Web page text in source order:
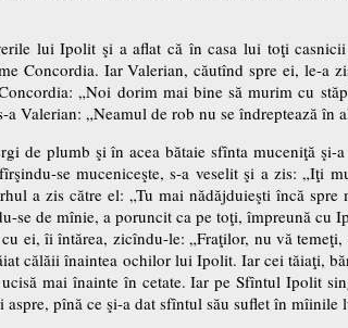
lui Ipolit şi a aflat că în casa lui toţi
Concordia. Iar Valerian, căutînd spre ei, le-a
„Noi dorim mai bine să murim cu
Valerian: „Neamul de rob nu se îndreptează în
de plumb şi în acea bătaie sfînta muceniţă
se muceniceşte, s-a veselit şi a zis: „Iţi
a zis către el: „Tu mai nădăjduieşti încă
se de mînie, a poruncit ca pe toţi, împreună cu
ei, îi întărea, zicîndu-le: „Fraţilor, nu vă temeţi,
călăii înaintea ochilor lui Ipolit. Iar cei tăiaţi,
mai înainte în cetate. Iar pe Sfîntul Ipolit
pînă ce şi-a dat sfîntul său suflet în mîinile